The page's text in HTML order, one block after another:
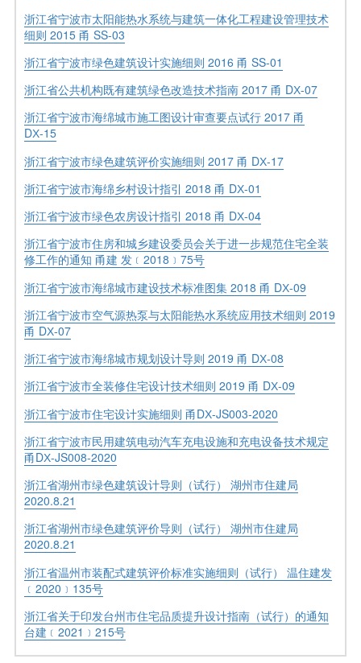
浙江省宁波市太阳能热水系统与建筑一体化工程建设管理技术
细则 2015 甬 SS-03
浙江省宁波市绿色建筑设计实施细则 2016 甬 SS-01
浙江省公共机构既有建筑绿色改造技术指南 2017 甬 DХ-07
浙江省宁波市海绵城市施工图设计审查要点试行 2017 甬
DХ-15
浙江省宁波市绿色建筑评价实施细则 2017 甬 DХ-17
浙江省宁波市海绵乡村设计指引 2018 甬 DХ-01
浙江省宁波市绿色农房设计指引 2018 甬 DХ-04
浙江省宁波市住房和城乡建设委员会关于进一步规范住宅全装
修工作的通知 甬建 发﹝2018﹞75号
浙江省宁波市海绵城市建设技术标准图集 2018 甬 DХ-09
浙江省宁波市空气源热泵与太阳能热水系统应用技术细则 2019
甬 DХ-07
浙江省宁波市海绵城市规划设计导则 2019 甬 DХ-08
浙江省宁波市全装修住宅设计技术细则 2019 甬 DХ-09
浙江省宁波市住宅设计实施细则 甬DХ-JS003-2020
浙江省宁波市民用建筑电动汽车充电设施和充电设备技术规定
甬DХ-JS008-2020
浙江省湖州市绿色建筑设计导则（试行） 湖州市住建局
2020.8.21
浙江省湖州市绿色建筑评价导则（试行） 湖州市住建局
2020.8.21
浙江省温州市装配式建筑评价标准实施细则（试行） 温住建发
﹝2020﹞135号
浙江省关于印发台州市住宅品质提升设计指南（试行）的通知
台建﹝2021﹞215号